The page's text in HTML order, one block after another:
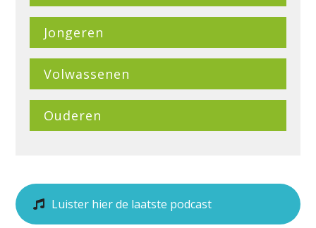
Jongeren
Volwassenen
Ouderen
Luister hier de laatste podcast